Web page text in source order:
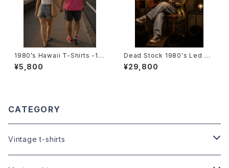
1980’s Hawaii T-Shirts -19
80年代 ハワイTシャツ-
¥5,800
Dead Stock 1980's Led Ze
ppelin World Tour T-Shirts
-デッドストック 1980~1981年
¥29,800
CATEGORY
Vintage t-shirts